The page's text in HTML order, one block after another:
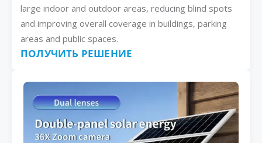
large indoor and outdoor areas, reducing blind spots
and improving overall coverage in buildings, parking
areas and public spaces.
ПОЛУЧИТЬ РЕШЕНИЕ